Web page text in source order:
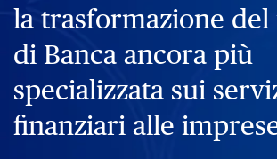
la trasformazione
di Banca ancora più
specializzata sui
finanziari alle